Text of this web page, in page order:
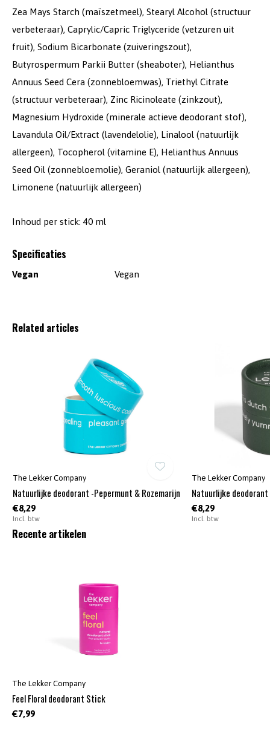
Zea Mays Starch (maïszetmeel), Stearyl Alcohol (structuur
verbeteraar), Caprylic/Capric Triglyceride (vetzuren uit
fruit), Sodium Bicarbonate (zuiveringszout),
Butyrospermum Parkii Butter (sheaboter), Helianthus
Annuus Seed Cera (zonnebloemwas), Triethyl Citrate
(structuur verbeteraar), Zinc Ricinoleate (zinkzout),
Magnesium Hydroxide (minerale actieve deodorant stof),
Lavandula Oil/Extract (lavendelolie), Linalool (natuurlijk
allergeen), Tocopherol (vitamine E), Helianthus Annuus
Seed Oil (zonnebloemolie), Geraniol (natuurlijk allergeen),
Limonene (natuurlijk allergeen)
Inhoud per stick: 40 ml
Specificaties
Vegan Vegan
Related articles
The Lekker Company
Natuurlijke deodorant -Pepermunt & Rozemarijn
€8,29
Incl. btw
The Lekker Company
Natuurlijke deodorant
€8,29
Incl. btw
Recente artikelen
The Lekker Company
Feel Floral deodorant Stick
€7,99